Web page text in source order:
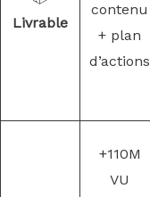
Livrable
contenu
+ plan
d’actions
+110M
VU